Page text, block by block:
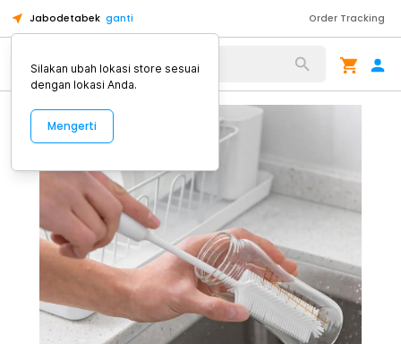
Jabodetabek ganti Order Tracking
Alat Kopi
Silakan ubah lokasi store sesuai
dengan lokasi Anda.
Mengerti